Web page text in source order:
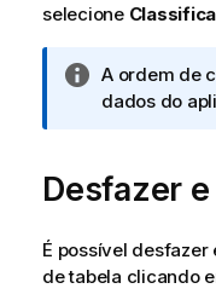
selecione
N
o
i
n
o
r
A ordem de
dados do
Desfazer
É possível
de tabela clicando